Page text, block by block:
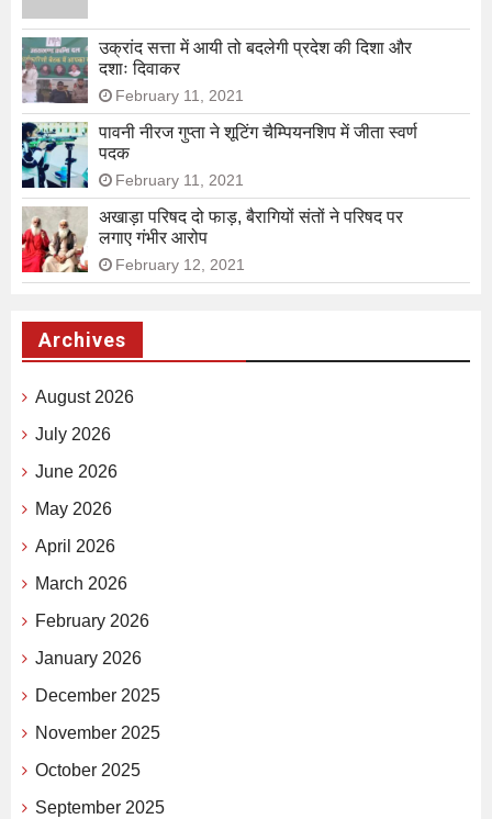
उक्रांद सत्ता में आयी तो बदलेगी प्रदेश की दिशा और
दशाः दिवाकर
February 11, 2021
पावनी नीरज गुप्ता ने शूटिंग चैम्पियनशिप में जीता स्वर्ण
पदक
February 11, 2021
अखाड़ा परिषद दो फाड़, बैरागियों संतों ने परिषद पर
लगाए गंभीर आरोप
February 12, 2021
Archives
August 2026
July 2026
June 2026
May 2026
April 2026
March 2026
February 2026
January 2026
December 2025
November 2025
October 2025
September 2025